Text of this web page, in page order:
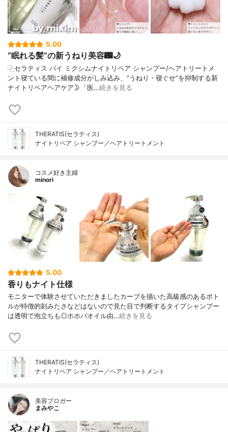
5.00
“眠れる髪”の新うねり美容🌃🌙
⿻セラティス バイ ミクシムナイトリペア シャンプー/ヘアトリートメ
ント寝ている間に補修成分がしみ込み、“うねり・寝ぐせ”を抑制する新
ナイトリペアヘアケア🌛「医…続きを見る
THERATIS(セラティス)
ナイトリペア シャンプー／ヘアトリートメント
コスメ好き主婦
minori
5.00
香りもナイト仕様
モニターで体験させていただきましたカーブを描いた高級感のあるボト
ルが特徴的刻みたさなどはないので見た目で判断するタイプシャンプー
は透明で泡立ちも◎ホホバオイル由…続きを見る
THERATIS(セラティス)
ナイトリペア シャンプー／ヘアトリートメント
美容ブロガー
まみやこ